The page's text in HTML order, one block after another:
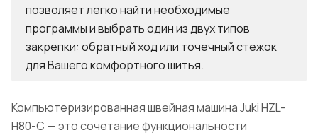
позволяет легко найти необходимые
программы и выбрать один из двух типов
закрепки: обратный ход или точечный стежок
для Вашего комфортного шитья.
Компьютеризированная швейная машина Juki HZL-
H80-С — это сочетание функциональности